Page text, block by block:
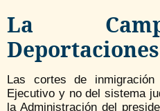
La
Las cortes de
Ejecutivo y no del sistema
la Administración del